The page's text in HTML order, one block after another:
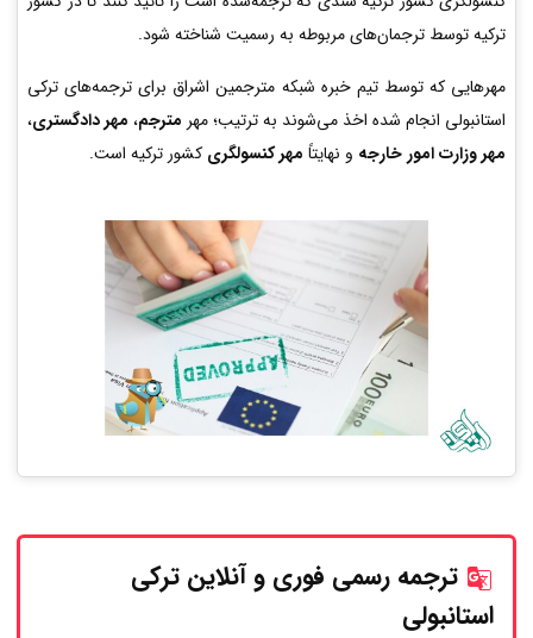
ترکیه توسط ترجمان‌های مربوطه به رسمیت شناخته شود.
مهرهایی که توسط تیم خبره شبکه مترجمین اشراق برای ترجمه‌های ترکی
استانبولی انجام شده اخذ می‌شوند به ترتیب؛ مهر مترجم، مهر دادگستری،
مهر وزارت امور خارجه و نهایتاً مهر کنسولگری کشور ترکیه است.
ترجمه رسمی فوری و آنلاین ترکی
استانبولی